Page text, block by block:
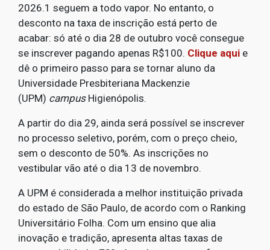
2026.1 seguem a todo vapor. No entanto, o
desconto na taxa de inscrição está perto de
acabar: só até o dia 28 de outubro você consegue
se inscrever pagando apenas R$100. Clique aqui e
dê o primeiro passo para se tornar aluno da
Universidade Presbiteriana Mackenzie
(UPM) campusHigienópolis.
A partir do dia 29, ainda será possível se inscrever
no processo seletivo, porém, com o preço cheio,
sem o desconto de 50%. As inscrições no
vestibular vão até o dia 13 de novembro.
A UPM é considerada a melhor instituição privada
do estado de São Paulo, de acordo com o Ranking
Universitário Folha. Com um ensino que alia
inovação e tradição, apresenta altas taxas de